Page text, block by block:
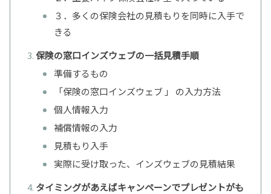
３．多くの保険会社の見積もりを同時に入手で
きる
保険の窓口インズウェブの一括見積手順
準備するもの
「保険の窓口インズウェブ 」 の入力方法
個人情報入力
補償情報の入力
見積もり入手
実際に受け取った、インズウェブの見積結果
タイミングがあえばキャンペーンでプレゼントがも